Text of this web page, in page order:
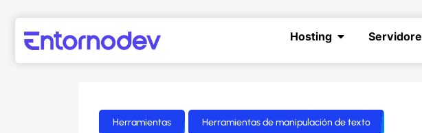
Hosting
Herramientas Herramientas de manipulación de texto